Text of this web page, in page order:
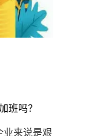
班吗？
业来说是艰